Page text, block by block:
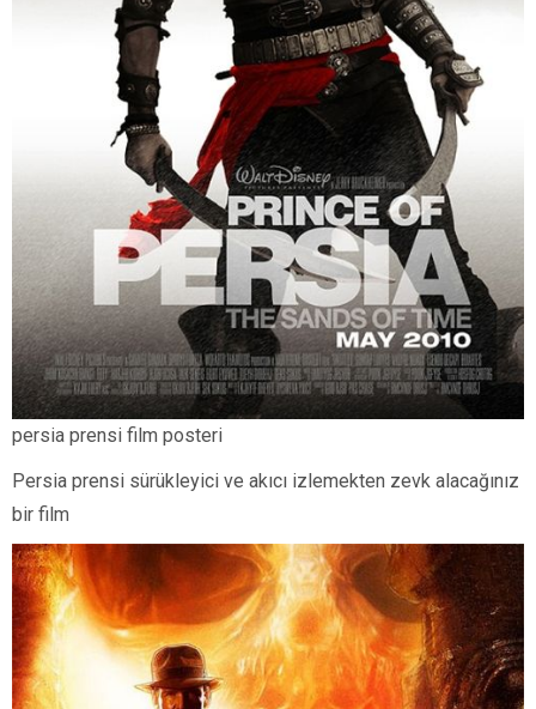
persia prensi film posteri
Persia prensi sürükleyici ve akıcı izlemekten zevk alacağınız
bir film